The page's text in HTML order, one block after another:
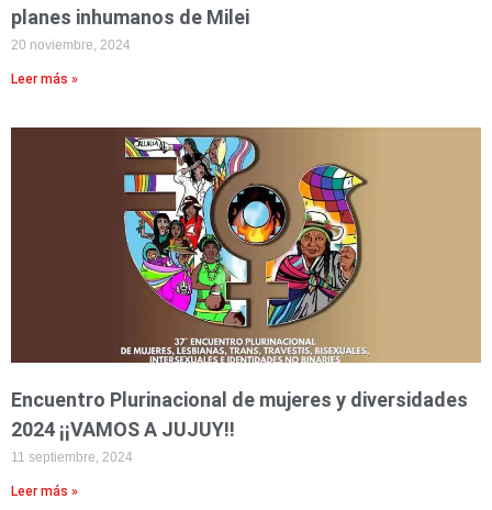
planes inhumanos de Milei
20 noviembre, 2024
Leer más »
Encuentro Plurinacional de mujeres y diversidades
2024 ¡¡VAMOS A JUJUY!!
11 septiembre, 2024
Leer más »